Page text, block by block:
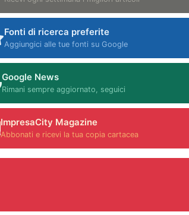
Fonti di ricerca preferite
Aggiungici alle tue fonti su Google
Google News
Rimani sempre aggiornato, seguici
ImpresaCity Magazine
Abbonati e ricevi la tua copia cartacea